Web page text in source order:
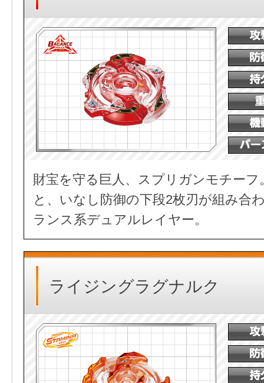
財宝を守る巨人、スプリガンモチーフ
と、いなし防御の下段2枚刃が組み合
ランス系デュアルレイヤー。
ライジングラグナルク